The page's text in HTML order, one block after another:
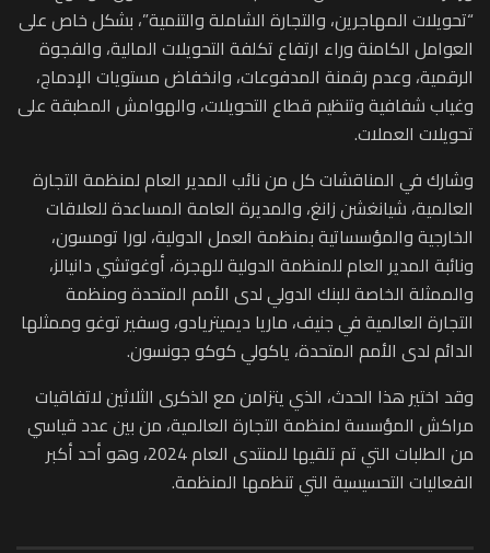
“تحويلات المهاجرين، والتجارة الشاملة والتنمية”، بشكل خاص على
العوامل الكامنة وراء ارتفاع تكلفة التحويلات المالية، والفجوة
الرقمية، وعدم رقمنة المدفوعات، وانخفاض مستويات الإدماج،
وغياب شفافية وتنظيم قطاع التحويلات، والهوامش المطبقة على
تحويلات العملات.
وشارك في المناقشات كل من نائب المدير العام لمنظمة التجارة
العالمية، شيانغشن زانغ، والمديرة العامة المساعدة للعلاقات
الخارجية والمؤسساتية بمنظمة العمل الدولية، لورا تومسون،
ونائبة المدير العام للمنظمة الدولية للهجرة، أوغوتشي دانيالز،
والممثلة الخاصة للبنك الدولي لدى الأمم المتحدة ومنظمة
التجارة العالمية في جنيف، ماريا ديميتريادو، وسفير توغو وممثلها
الدائم لدى الأمم المتحدة، ياكولي كوكو جونسون.
وقد اختير هذا الحدث، الذي يتزامن مع الذكرى الثلاثين لاتفاقيات
مراكش المؤسسة لمنظمة التجارة العالمية، من بين عدد قياسي
من الطلبات التي تم تلقيها للمنتدى العام 2024، وهو أحد أكبر
الفعاليات التحسيسية التي تنظمها المنظمة.